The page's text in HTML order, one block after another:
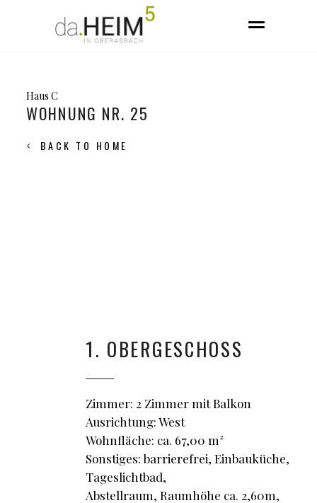
Haus C
WOHNUNG NR. 25
BACK TO HOME
1. OBERGESCHOSS
Zimmer: 2 Zimmer mit Balkon
Ausrichtung: West
Wohnfläche: ca. 67,00 m²
Sonstiges: barrierefrei, Einbauküche,
Tageslichtbad,
Abstellraum, Raumhöhe ca. 2,60m,